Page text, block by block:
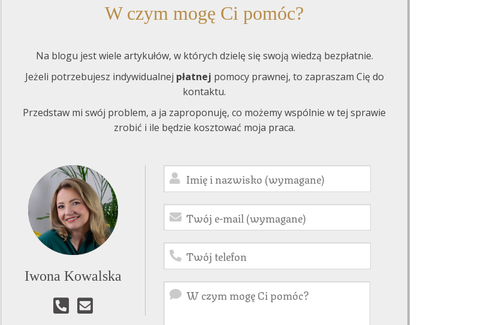
W czym mogę Ci pomóc?
Na blogu jest wiele artykułów, w których dzielę się swoją wiedzą bezpłatnie.
Jeżeli potrzebujesz indywidualnej płatnej pomocy prawnej, to zapraszam Cię do
kontaktu.
Przedstaw mi swój problem, a ja zaproponuję, co możemy wspólnie w tej sprawie
zrobić i ile będzie kosztować moja praca.
Iwona Kowalska